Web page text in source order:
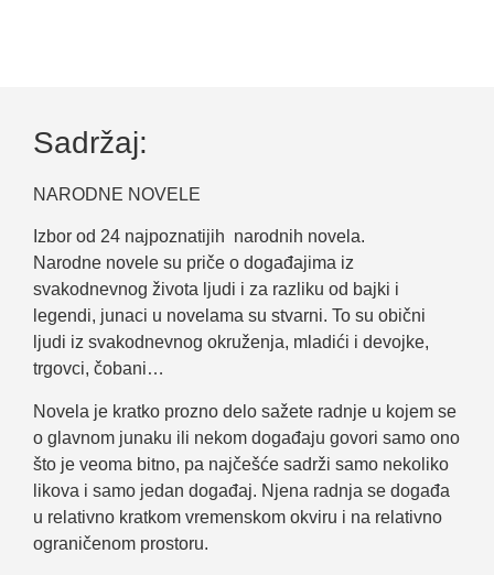
Sadržaj:
NARODNE NOVELE
Izbor od 24 najpoznatijih narodnih novela.
Narodne novele su priče o događajima iz
svakodnevnog života ljudi i za razliku od bajki i
legendi, junaci u novelama su stvarni. To su obični
ljudi iz svakodnevnog okruženja, mladići i devojke,
trgovci, čobani…
Novela je kratko prozno delo sažete radnje u kojem se
o glavnom junaku ili nekom događaju govori samo ono
što je veoma bitno, pa najčešće sadrži samo nekoliko
likova i samo jedan događaj. Njena radnja se događa
u relativno kratkom vremenskom okviru i na relativno
ograničenom prostoru.